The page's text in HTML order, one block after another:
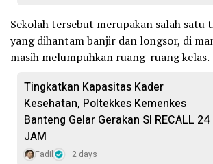
Sekolah tersebut merupakan salah
yang dihantam banjir dan longsor, di
masih melumpuhkan ruang-ruang kelas.
Tingkatkan Kapasitas Kader
Kesehatan, Poltekkes Kemenkes
Banteng Gelar Gerakan SI RECALL 24
JAM
Fadil 2 days